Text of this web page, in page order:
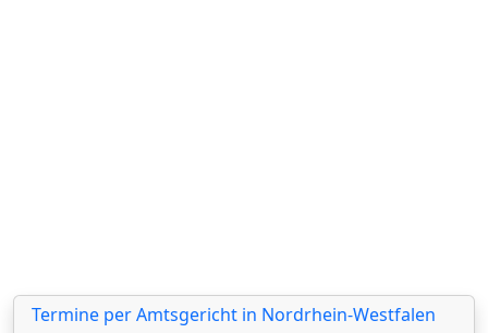
Termine per Amtsgericht in Nordrhein-Westfalen